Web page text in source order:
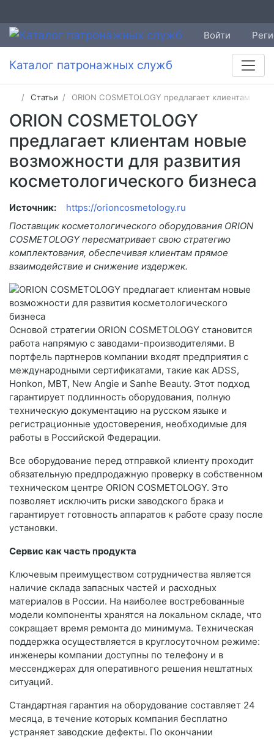
Войти
Каталог патронажных служб
Статьи ORION COSMETOLOGY предлагает клиентам
ORION COSMETOLOGY
предлагает клиентам новые
возможности для развития
косметологического бизнеса
Источник:
https://orioncosmetology.ru
Поставщик косметологического оборудования ORION
COSMETOLOGY пересматривает свою стратегию
комплектования, обеспечивая клиентам прямое
взаимодействие и снижение издержек.
Основой стратегии ORION COSMETOLOGY становится
работа напрямую с заводами-производителями. В
портфель партнеров компании входят предприятия с
международными сертификатами, такие как ADSS,
Honkon, MBT, New Angie и Sanhe Beauty. Этот подход
гарантирует подлинность оборудования, полную
техническую документацию на русском языке и
регистрационные удостоверения, необходимые для
работы в Российской Федерации.
Все оборудование перед отправкой клиенту проходит
обязательную предпродажную проверку в собственном
техническом центре ORION COSMETOLOGY. Это
позволяет исключить риски заводского брака и
гарантирует готовность аппаратов к работе сразу после
установки.
Сервис как часть продукта
Ключевым преимуществом сотрудничества является
наличие склада запасных частей и расходных
материалов в России. На наиболее востребованные
модели компоненты хранятся на локальном складе, что
сокращает время ремонта до минимума. Техническая
поддержка осуществляется в круглосуточном режиме:
инженеры компании доступны по телефону и в
мессенджерах для оперативного решения нештатных
ситуаций.
Стандартная гарантия на оборудование составляет 24
месяца, в течение которых компания бесплатно
устраняет заводские дефекты. По окончании